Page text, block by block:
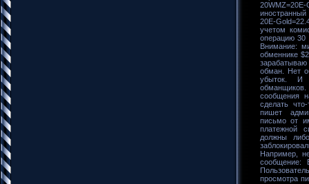
иностранный
20E-
учетом
операцию 30
Внимание:
обменнике
обман. Нет
убыток. И
сообщения
сделать
пишет
письмо от
платежной
должны
Например,
сообщение:
просмотра